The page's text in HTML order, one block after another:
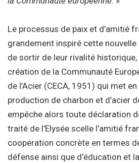
Le processus de paix et d’amitié
grandement inspiré cette
de sortir de leur rivalité
création de la Communauté
de l’Acier (CECA, 1951) qui met
production de charbon et d’acier
empêche alors toute déclaration
traité de l’Elysée scelle l’amitié
coopération concrète en termes
défense ainsi que d’éducation et